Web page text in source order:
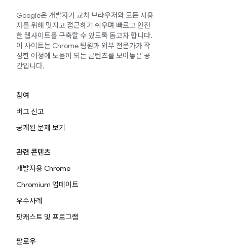
Google은 개발자가 교차 브라우저와 모든 사용
자를 위해 멋지고 접근하기 쉬우며 빠르고 안전
한 웹사이트를 구축할 수 있도록 돕고자 합니다.
이 사이트는 Chrome 팀원과 외부 전문가가 작
성한 여정에 도움이 되는 콘텐츠를 모아놓은 공
간입니다.
참여
버그 신고
공개된 문제 보기
관련 콘텐츠
개발자용 Chrome
Chromium 업데이트
우수사례
팟캐스트 및 프로그램
팔로우